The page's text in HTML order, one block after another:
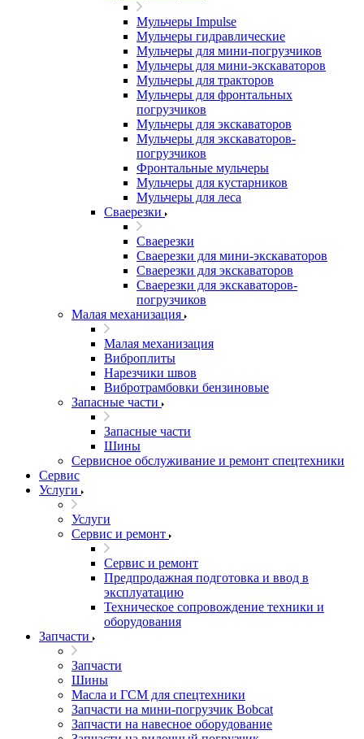
Мульчеры Impulse
Мульчеры гидравлические
Мульчеры для мини-погрузчиков
Мульчеры для мини-экскаваторов
Мульчеры для тракторов
Мульчеры для фронтальных
погрузчиков
Мульчеры для экскаваторов
Мульчеры для экскаваторов-
погрузчиков
Фронтальные мульчеры
Мульчеры для кустарников
Мульчеры для леса
Сваерезки
Сваерезки
Сваерезки для мини-экскаваторов
Сваерезки для экскаваторов
Сваерезки для экскаваторов-
погрузчиков
Малая механизация
Малая механизация
Виброплиты
Нарезчики швов
Вибротрамбовки бензиновые
Запасные части
Запасные части
Шины
Сервисное обслуживание и ремонт спецтехники
Сервис
Услуги
Услуги
Сервис и ремонт
Сервис и ремонт
Предпродажная подготовка и ввод в
эксплуатацию
Техническое сопровождение техники и
оборудования
Запчасти
Запчасти
Шины
Масла и ГСМ для спецтехники
Запчасти на мини-погрузчик Bobcat
Запчасти на навесное оборудование